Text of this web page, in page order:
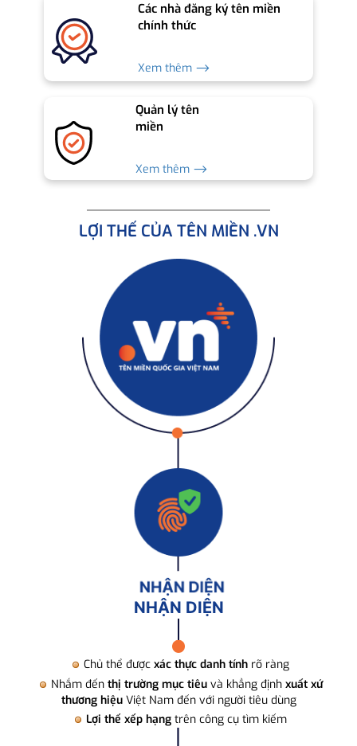
Các nhà đăng ký tên miền
chính thức
Xem thêm ⟶
Quản lý tên
miền
Xem thêm ⟶
LỢI THẾ CỦA TÊN MIỀN .VN
NHẬN DIỆN
Chủ thể được xác thực danh tính rõ ràng
Nhắm đến thị trường mục tiêuvà khẳng định xuất xứ
thương hiệuViệt Nam đến với người tiêu dùng
Lợi thế xếp hạng trên công cụ tìm kiếm